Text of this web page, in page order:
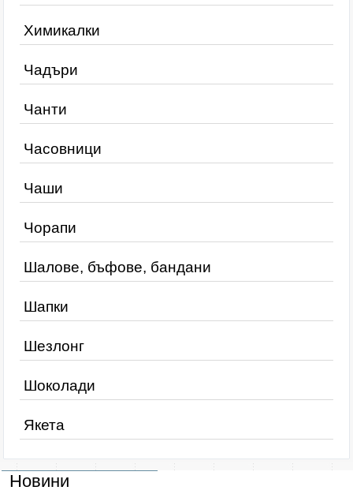
Химикалки
Чадъри
Чанти
Часовници
Чаши
Чорапи
Шалове, бъфове, бандани
Шапки
Шезлонг
Шоколади
Якета
Новини